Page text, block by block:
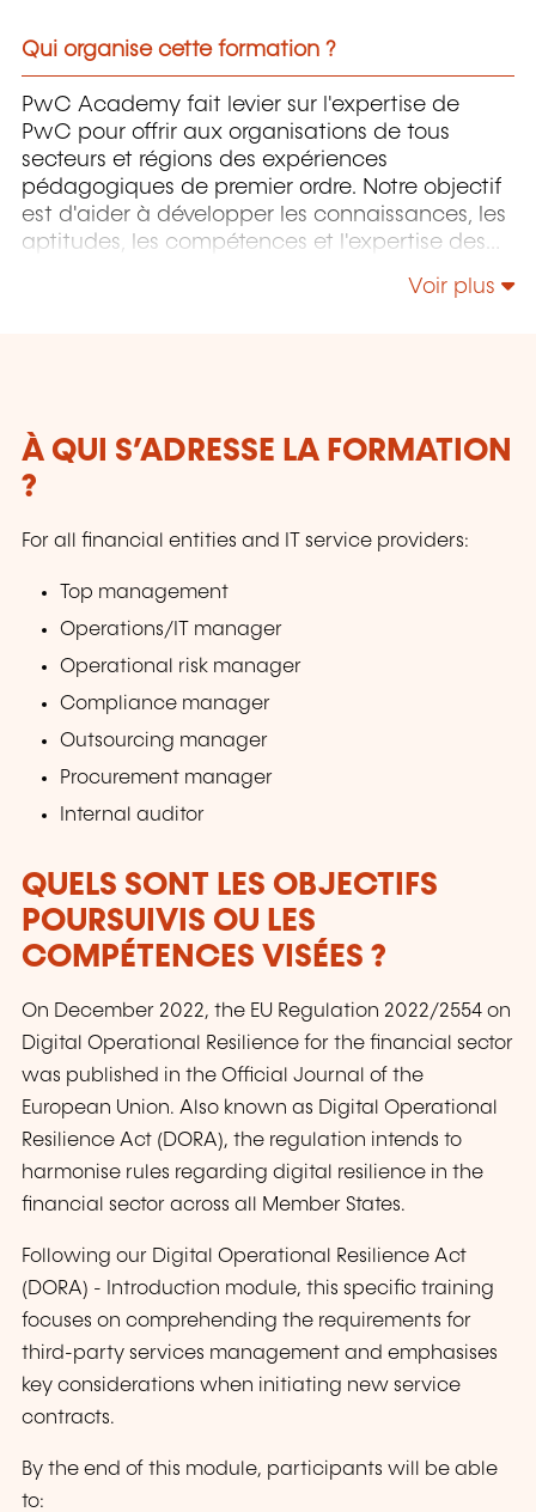
Qui organise cette formation ?
PwC Academy fait levier sur l'expertise de
PwC pour offrir aux organisations de tous
secteurs et régions des expériences
pédagogiques de premier ordre. Notre objectif
est d'aider à développer les connaissances, les
aptitudes, les compétences et l'expertise des
organisations dans leur développement.
Voir plus
À QUI S’ADRESSE LA FORMATION
?
For all financial entities and IT service providers:
Top management
Operations/IT manager
Operational risk manager
Compliance manager
Outsourcing manager
Procurement manager
Internal auditor
QUELS SONT LES OBJECTIFS
POURSUIVIS OU LES
COMPÉTENCES VISÉES ?
On December 2022, the EU Regulation 2022/2554 on
Digital Operational Resilience for the financial sector
was published in the Official Journal of the
European Union. Also known as Digital Operational
Resilience Act (DORA), the regulation intends to
harmonise rules regarding digital resilience in the
financial sector across all Member States.
Following our Digital Operational Resilience Act
(DORA) - Introduction module, this specific training
focuses on comprehending the requirements for
third-party services management and emphasises
key considerations when initiating new service
contracts.
By the end of this module, participants will be able
to: